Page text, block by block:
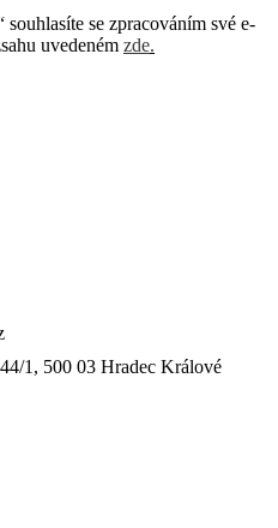
se zpracováním své e-
uvedeném zde.
1, 500 03 Hradec Králové